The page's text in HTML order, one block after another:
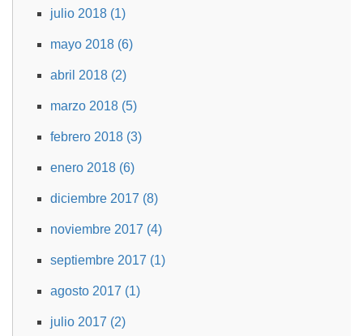
julio 2018 (1)
mayo 2018 (6)
abril 2018 (2)
marzo 2018 (5)
febrero 2018 (3)
enero 2018 (6)
diciembre 2017 (8)
noviembre 2017 (4)
septiembre 2017 (1)
agosto 2017 (1)
julio 2017 (2)